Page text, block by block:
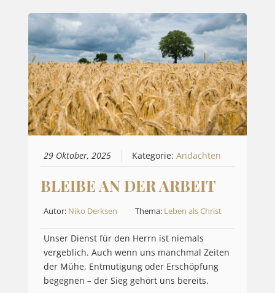
29 Oktober, 2025 Kategorie:Andachten
BLEIBE AN DER ARBEIT
Autor: Niko Derksen Thema: Leben als Christ
Unser Dienst für den Herrn ist niemals
vergeblich. Auch wenn uns manchmal Zeiten
der Mühe, Entmutigung oder Erschöpfung
begegnen – der Sieg gehört uns bereits.